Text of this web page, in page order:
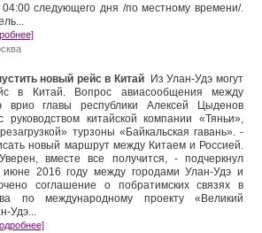
следующего дня /по местному времени/.
новый рейс в КитайИз Улан-Удэ могут
в Китай. Вопрос авиасообщения между
врио главы республики Алексей Цыденов
китайской компании «Тяньи»,
турзоны «Байкальская гавань». -
новый маршрут между Китаем и Россией.
вместе все получится, - подчеркнул
2016 году между городами Улан-Удэ и
соглашение о побратимских связях в
по международному проекту «Великий
Удэ...